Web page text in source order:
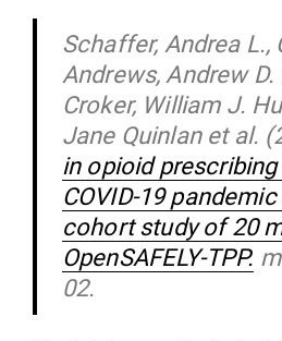
Schaffer, Andrea L.,
Andrews, Andrew
Croker, William J.
Jane Quinlan et al.
in opioid
COVID-19
cohort study of 20
Open­SAFELY-TPP.
02.